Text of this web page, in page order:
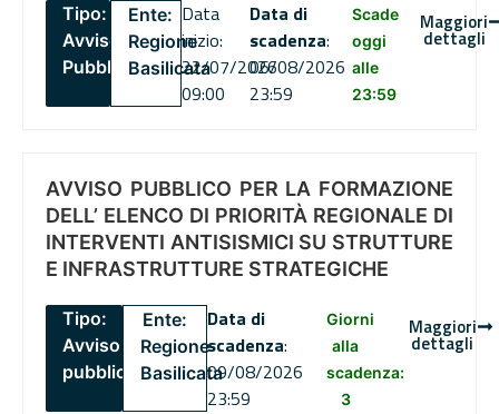
Tipo:
Avviso
Pubblico
Ente:
Regione
Basilicata
Data
inizio:
22/07/2026
09:00
Data di
scadenza:
06/08/2026
23:59
Scade
oggi
alle
23:59
Maggiori
dettagli
AVVISO PUBBLICO PER LA FORMAZIONE
DELL’ ELENCO DI PRIORITÀ REGIONALE DI
INTERVENTI ANTISISMICI SU STRUTTURE
E INFRASTRUTTURE STRATEGICHE
Tipo:
Avviso
pubblico
Ente:
Regione
Basilicata
Data di
scadenza:
09/08/2026
23:59
Giorni
alla
scadenza:
3
Maggiori
dettagli